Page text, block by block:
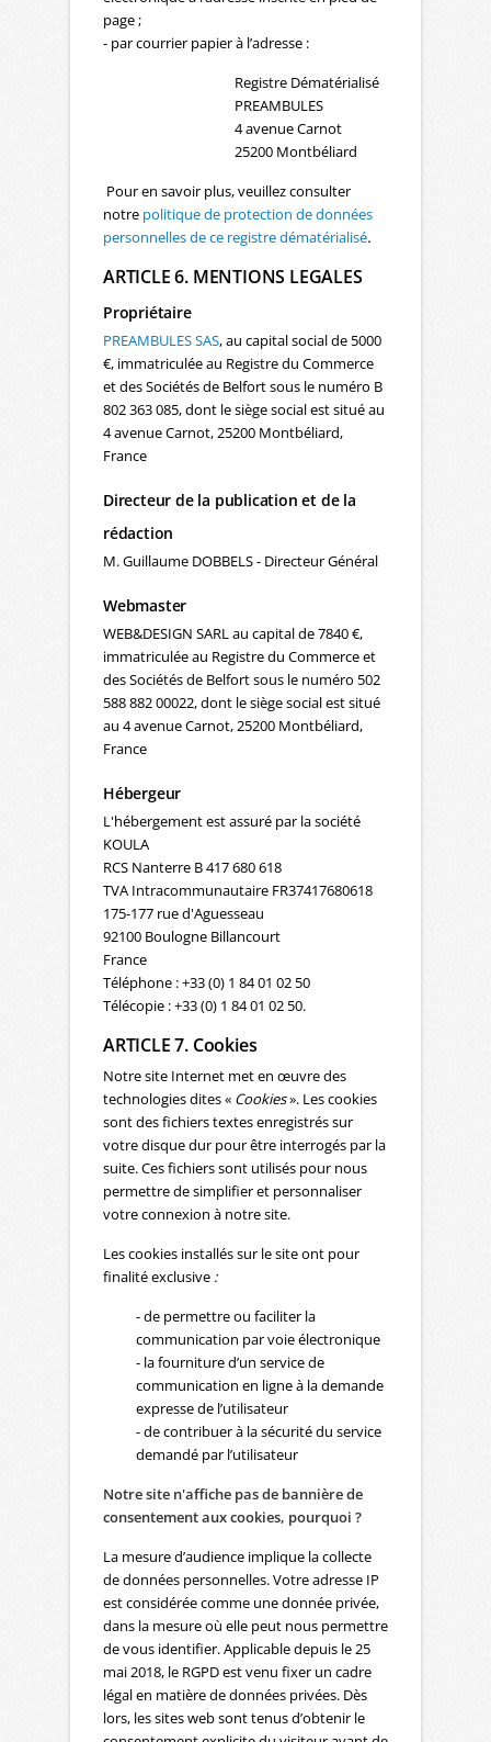
page ;
- par courrier papier à l’adresse :
Registre Dématérialisé
PREAMBULES
4 avenue Carnot
25200 Montbéliard
Pour en savoir plus, veuillez consulter
notre politique de protection de données
personnelles de ce registre dématérialisé.
ARTICLE 6. MENTIONS LEGALES
Propriétaire
PREAMBULES SAS, au capital social de 5000
€, immatriculée au Registre du Commerce
et des Sociétés de Belfort sous le numéro B
802 363 085, dont le siège social est situé au
4 avenue Carnot, 25200 Montbéliard,
France
Directeur de la publication et de la
rédaction
M. Guillaume DOBBELS - Directeur Général
Webmaster
WEB&DESIGN SARL au capital de 7840 €,
immatriculée au Registre du Commerce et
des Sociétés de Belfort sous le numéro 502
588 882 00022, dont le siège social est situé
au 4 avenue Carnot, 25200 Montbéliard,
France
Hébergeur
L'hébergement est assuré par la société
KOULA
RCS Nanterre B 417 680 618
TVA Intracommunautaire FR37417680618
175-177 rue d'Aguesseau
92100 Boulogne Billancourt
France
Téléphone : +33 (0) 1 84 01 02 50
Télécopie : +33 (0) 1 84 01 02 50.
ARTICLE 7. Cookies
Notre site Internet met en œuvre des
technologies dites « Cookies». Les cookies
sont des fichiers textes enregistrés sur
votre disque dur pour être interrogés par la
suite. Ces fichiers sont utilisés pour nous
permettre de simplifier et personnaliser
votre connexion à notre site.
Les cookies installés sur le site ont pour
finalité exclusive :
- de permettre ou faciliter la
communication par voie électronique
- la fourniture d’un service de
communication en ligne à la demande
expresse de l’utilisateur
- de contribuer à la sécurité du service
demandé par l’utilisateur
Notre site n'affiche pas de bannière de
consentement aux cookies, pourquoi ?
La mesure d’audience implique la collecte
de données personnelles. Votre adresse IP
est considérée comme une donnée privée,
dans la mesure où elle peut nous permettre
de vous identifier. Applicable depuis le 25
mai 2018, le RGPD est venu fixer un cadre
légal en matière de données privées. Dès
lors, les sites web sont tenus d’obtenir le